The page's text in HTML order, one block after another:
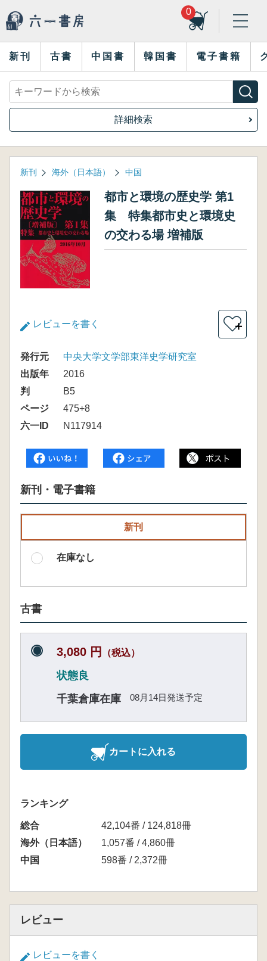
0
新刊 古書 中国書 韓国書 電子書籍
詳細検索
新刊 海外（日本語） 中国
都市と環境の歴史学 第1
集 特集都市史と環境史
の交わる場 増補版
レビューを書く ＋
発行元
中央大学文学部東洋史学研究室
出版年
2016
判
B5
ページ
475+8
六一ID
N117914
新刊・電子書籍
新刊
在庫なし
古書
3,080 円 （税込）
状態良
千葉倉庫在庫
08月14日発送予定
カートに入れる
ランキング
総合
42,104番 / 124,818冊
海外（日本語）
1,057番 / 4,860冊
中国
598番 / 2,372冊
レビュー
レビューを書く